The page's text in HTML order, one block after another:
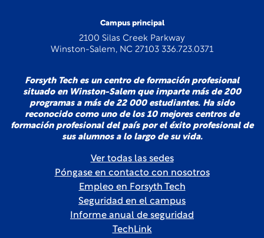
Campus principal
2100 Silas Creek Parkway
Winston-Salem, NC 27103 336.723.0371
Forsyth Tech es un centro de formación profesional
situado en Winston-Salem que imparte más de 200
programas a más de 22 000 estudiantes. Ha sido
reconocido como uno de los 10 mejores centros de
formación profesional del país por el éxito profesional de
sus alumnos a lo largo de su vida.
Ver todas las sedes
Póngase en contacto con nosotros
Empleo en Forsyth Tech
Seguridad en el campus
Informe anual de seguridad
TechLink